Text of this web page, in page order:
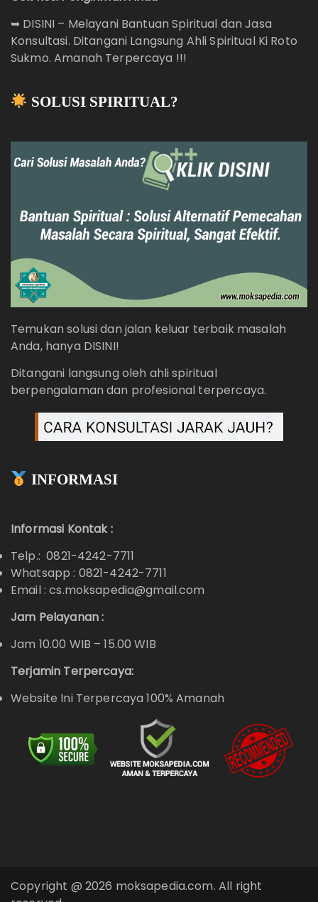
➥ DISINI – Melayani Bantuan Spiritual dan Jasa
Konsultasi. Ditangani Langsung Ahli Spiritual Ki Roto
Sukmo. Amanah Terpercaya !!!
SOLUSI SPIRITUAL?
Temukan solusi dan jalan keluar terbaik masalah
Anda, hanya DISINI!
Ditangani langsung oleh ahli spiritual
berpengalaman dan profesional terpercaya.
INFORMASI
Informasi Kontak :
Telp.: 0821-4242-7711
Whatsapp : 0821-4242-7711
Email : cs.moksapedia@gmail.com
Jam Pelayanan :
Jam 10.00 WIB – 15.00 WIB
Terjamin Terpercaya:
Website Ini Terpercaya 100% Amanah
Copyright @ 2026 moksapedia.com. All right